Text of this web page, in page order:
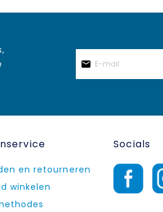
en retourneren
winkelen
Socials